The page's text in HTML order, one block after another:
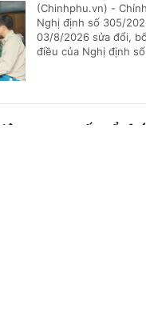
(Chinhphu.vn) -
Nghị định số 305/
03/8/2026 sửa đổi,
điều của Nghị định
vụ, cơ cấu tổ